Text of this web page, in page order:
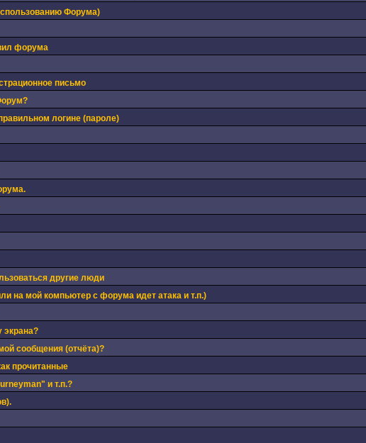
Форума)
форума
письмо
логине (пароле)
другие люди
на мой компьютер с форума идет атака и т.п.)
экрана?
сообщения (отчёта)?
прочитанные
и т.п.?